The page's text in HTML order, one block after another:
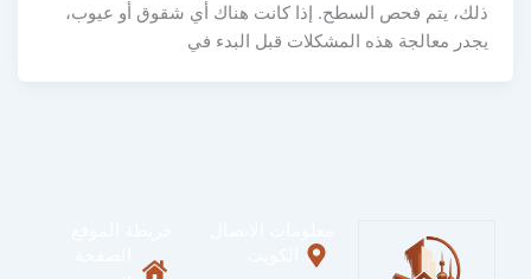
ذلك، يتم فحص السطح. إذا كانت هناك أي شقوق أو عيوب،
يجدر معالجة هذه المشكلات قبل البدء في